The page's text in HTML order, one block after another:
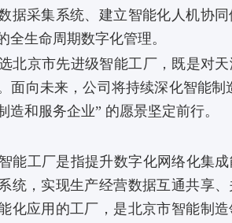
据采集系统、建立智能化人机协
全生命周期数字化管理。
京市先进级智能工厂，既是对天
面向未来，公司将持续深化智能
造和服务企业” 的愿景坚定前行。
工厂是指提升数字化网络化集成
统，实现生产经营数据互通共享
化应用的工厂，是北京市智能制